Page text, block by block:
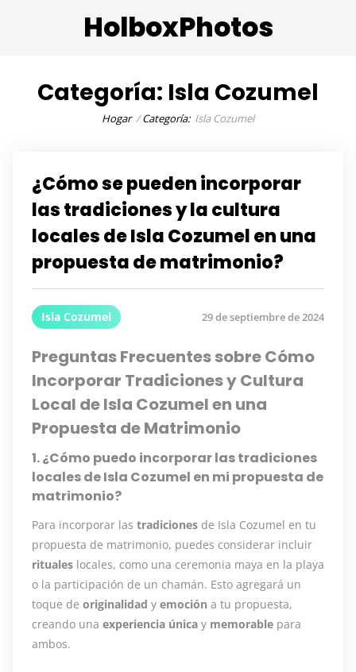
HolboxPhotos
Categoría: Isla Cozumel
Hogar Categoría: Isla Cozumel
¿Cómo se pueden incorporar
las tradiciones y la cultura
locales de Isla Cozumel en una
propuesta de matrimonio?
Isla Cozumel 29 de septiembre de 2024
Preguntas Frecuentes sobre Cómo
Incorporar Tradiciones y Cultura
Local de Isla Cozumel en una
Propuesta de Matrimonio
1. ¿Cómo puedo incorporar las tradiciones
locales de Isla Cozumel en mi propuesta de
matrimonio?
Para incorporar las tradiciones de Isla Cozumel en tu
propuesta de matrimonio, puedes considerar incluir
rituales locales, como una ceremonia maya en la playa
o la participación de un chamán. Esto agregará un
toque de originalidad y emoción a tu propuesta,
creando una experiencia única y memorable para
ambos.